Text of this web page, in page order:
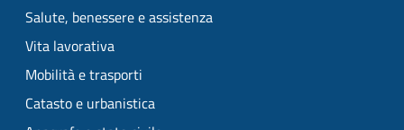
Salute, benessere e assistenza
Vita lavorativa
Mobilità e trasporti
Catasto e urbanistica